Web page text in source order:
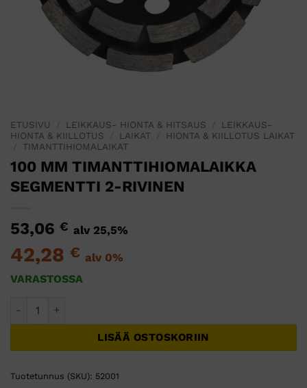
ETUSIVU LEIKKAUS- HIONTA & HITSAUS
LEIKKAUS-
HIONTA & KIILLOTUS
LAIKAT
HIONTA & KIILLOTUS LAIKAT
TIMANTTIHIOMALAIKAT
100 MM TIMANTTIHIOMALAIKKA
SEGMENTTI 2-RIVINEN
53,06 € alv 25,5%
42,28 € alv 0%
VARASTOSSA
LISÄÄ OSTOSKORIIN
Tuotetunnus (SKU): 52001